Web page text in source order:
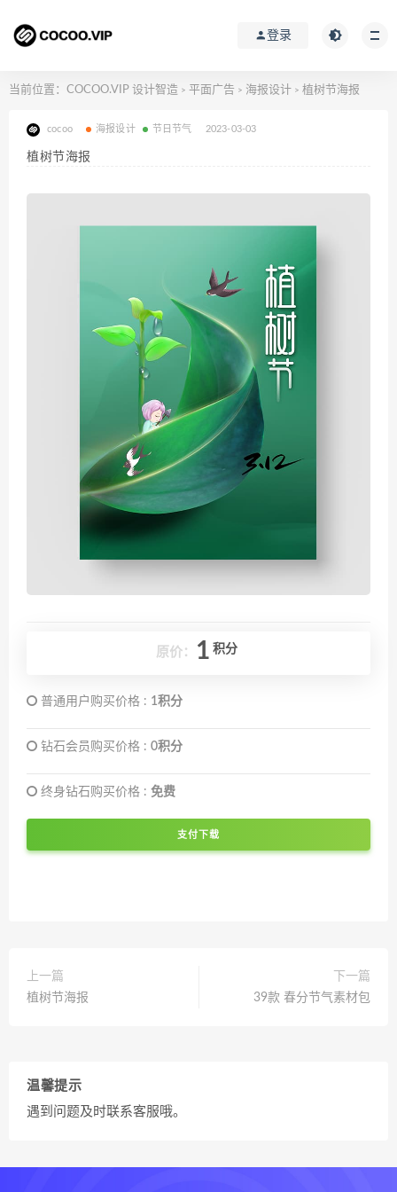
登录
当前位置： COCOO.VIP 设计智造 > 平面广告 > 海报设计 > 植树节海报
cocoo 海报设计 节日节气 2023-03-03
植树节海报
原价： 1 积分
普通用户购买价格 : 1积分
钻石会员购买价格 : 0积分
终身钻石购买价格 : 免费
支付下载
上一篇
植树节海报
下一篇
39款 春分节气素材包
温馨提示
遇到问题及时联系客服哦。